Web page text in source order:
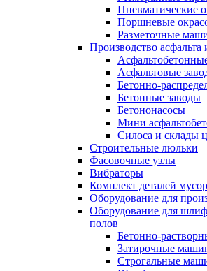
Пневматические
Поршневые
Разметочные
Производство асфальта
Асфальтовые
Бетонно-
Бетонные заводы
Бетононасосы
Мини
Силоса и склады
Строительные люльки
Фасовочные узлы
Вибраторы
Комплект деталей
Оборудование для
Оборудование для
полов
Бетонно-
Затирочные
Строгальные